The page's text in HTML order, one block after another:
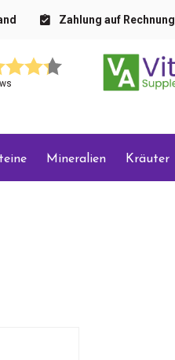
Zahlung auf Rechnung
Mineralien Kräuter